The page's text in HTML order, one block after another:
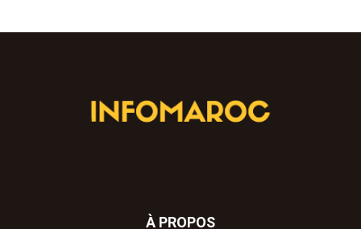
À PROPOS